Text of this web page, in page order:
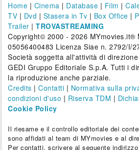
Home | Cinema | Database | Film |
TV | Dvd | Stasera in Tv | Box Office |
Trailer |TROVASTREAMING
Copyright© 2000 - 2026 MYmovies.it®
05056400483 Licenza Siae n. 2792/I/
Società soggetta all'attività di
GEDI Gruppo Editoriale S.p.A. Tutti i
la riproduzione anche parziale.
Credits |Contatti | Normativa sulla
condizioni d'uso | Riserva TDM |
Cookie Policy
Il riesame e il controllo editoriale dei
sono affidati al team di MYmovies e al
Per contatti, scrivere al seguente